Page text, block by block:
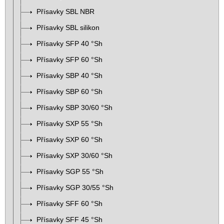
Přísavky SBL NBR
Přísavky SBL silikon
Přísavky SFP 40 °Sh
Přísavky SFP 60 °Sh
Přísavky SBP 40 °Sh
Přísavky SBP 60 °Sh
Přísavky SBP 30/60 °Sh
Přísavky SXP 55 °Sh
Přísavky SXP 60 °Sh
Přísavky SXP 30/60 °Sh
Přísavky SGP 55 °Sh
Přísavky SGP 30/55 °Sh
Přísavky SFF 60 °Sh
Přísavky SFF 45 °Sh